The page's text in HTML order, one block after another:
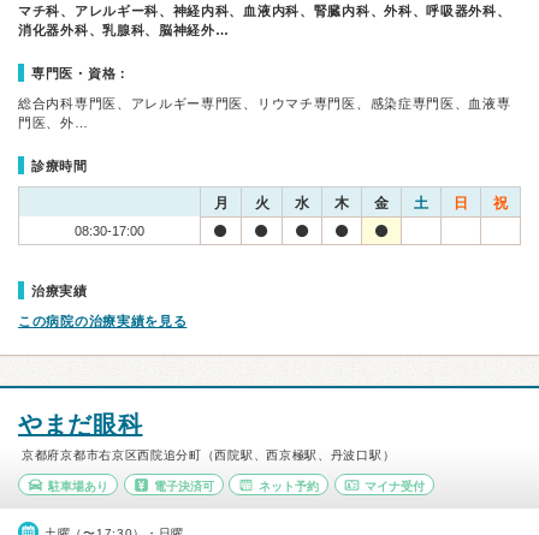
マチ科、アレルギー科、神経内科、血液内科、腎臓内科、外科、呼吸器外科、
消化器外科、乳腺科、脳神経外…
専門医・資格：
総合内科専門医、アレルギー専門医、リウマチ専門医、感染症専門医、血液専
門医、外…
診療時間
月 火 水 木 金 土 日 祝
08:30-17:00
治療実績
この病院の治療実績を見る
やまだ眼科
京都府京都市右京区西院追分町（西院駅、西京極駅、丹波口駅）
駐車場あり 電子決済可 ネット予約 マイナ受付